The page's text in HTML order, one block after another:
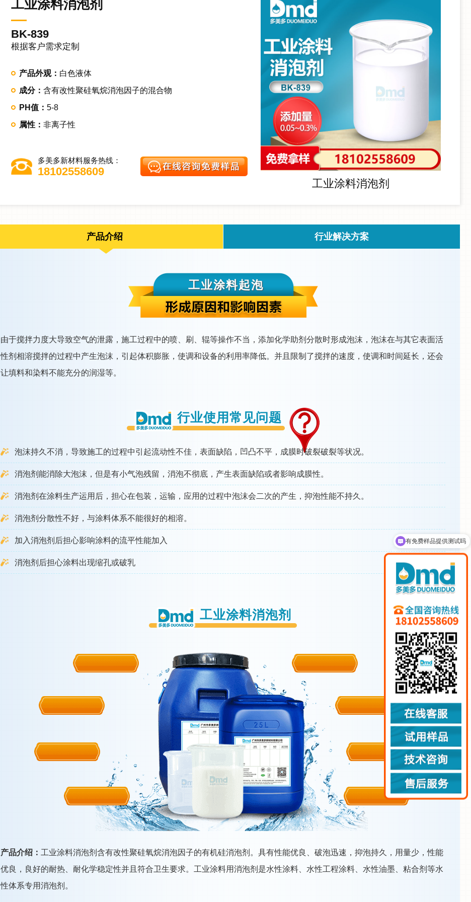
工业涂料消泡剂
BK-839
根据客户需求定制
产品外观： 白色液体
成分： 含有改性聚硅氧烷消泡因子的混合物
PH值： 5-8
属性： 非离子性
多美多新材料服务热线：
18102558609
工业涂料消泡剂
产品介绍 行业解决方案
工业涂料起泡
由于搅拌力度大导致空气的泄露，施工过程中的喷、刷、辊等操作不当，添加化学助剂分散时形成泡沫，泡沫在与其它表面活
性剂相溶搅拌的过程中产生泡沫，引起体积膨胀，使调和设备的利用率降低。并且限制了搅拌的速度，使调和时间延长，还会
让填料和染料不能充分的润湿等。
行业使用常见问题
泡沫持久不消，导致施工的过程中引起流动性不佳，表面缺陷，凹凸不平，成膜时破裂破裂等状况。
消泡剂能消除大泡沫，但是有小气泡残留，消泡不彻底，产生表面缺陷或者影响成膜性。
消泡剂在涂料生产运用后，担心在包装，运输，应用的过程中泡沫会二次的产生，抑泡性能不持久。
消泡剂分散性不好，与涂料体系不能很好的相溶。
加入消泡剂后担心影响涂料的流平性能加入
消泡剂后担心涂料出现缩孔或破乳
工业涂料消泡剂
产品介绍： 工业涂料消泡剂含有改性聚硅氧烷消泡因子的有机硅消泡剂。具有性能优良、破泡迅速，抑泡持久，用量少，性能
优良，良好的耐热、耐化学稳定性并且符合卫生要求。工业涂料用消泡剂是水性涂料、水性工程涂料、水性油墨、粘合剂等水
性体系专用消泡剂。
可以介绍下你们的产品么